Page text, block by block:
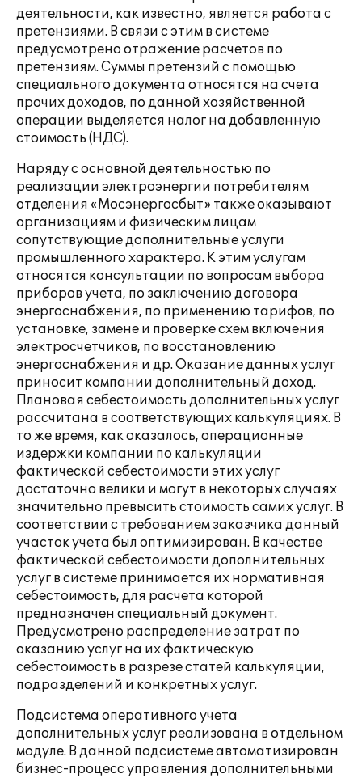
деятельности, как известно, является работа с
претензиями. В связи с этим в системе
предусмотрено отражение расчетов по
претензиям. Суммы претензий с помощью
специального документа относятся на счета
прочих доходов, по данной хозяйственной
операции выделяется налог на добавленную
стоимость (НДС).
Наряду с основной деятельностью по
реализации электроэнергии потребителям
отделения «Мосэнергосбыт» также оказывают
организациям и физическим лицам
сопутствующие дополнительные услуги
промышленного характера. К этим услугам
относятся консультации по вопросам выбора
приборов учета, по заключению договора
энергоснабжения, по применению тарифов, по
установке, замене и проверке схем включения
электросчетчиков, по восстановлению
энергоснабжения и др. Оказание данных услуг
приносит компании дополнительный доход.
Плановая себестоимость дополнительных услуг
рассчитана в соответствующих калькуляциях. В
то же время, как оказалось, операционные
издержки компании по калькуляции
фактической себестоимости этих услуг
достаточно велики и могут в некоторых случаях
значительно превысить стоимость самих услуг. В
соответствии с требованием заказчика данный
участок учета был оптимизирован. В качестве
фактической себестоимости дополнительных
услуг в системе принимается их нормативная
себестоимость, для расчета которой
предназначен специальный документ.
Предусмотрено распределение затрат по
оказанию услуг на их фактическую
себестоимость в разрезе статей калькуляции,
подразделений и конкретных услуг.
Подсистема оперативного учета
дополнительных услуг реализована в отдельном
модуле. В данной подсистеме автоматизирован
бизнес-процесс управления дополнительными